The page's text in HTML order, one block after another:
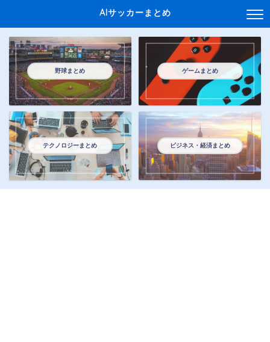
AIサッカーまとめ
野球まとめ ゲームまとめ
テクノロジーまとめ ビジネス・経済まとめ